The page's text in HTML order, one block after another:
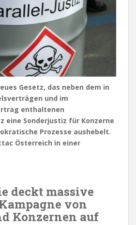
Gesetz, das neben dem in
und im
enthaltenen
eine Sonderjustiz für Konzerne
Prozesse aushebelt.
Österreich in einer
deckt massive
von
Konzernen auf